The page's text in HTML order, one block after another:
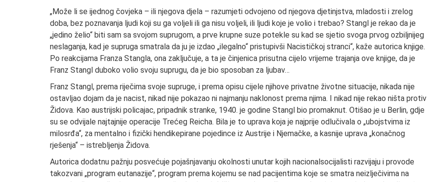
„Može li se ijednog čovjeka – ili njegova djela – razumjeti odvojeno od njegova djetinjstva, mladosti i zrelog
doba, bez poznavanja ljudi koji su ga voljeli ili ga nisu voljeli, ili ljudi koje je volio i trebao? Stangl je rekao da je
„jedino želio“ biti sam sa svojom suprugom, a prve krupne suze potekle su kad se sjetio svoga prvog ozbiljnijeg
neslaganja, kad je supruga smatrala da ju je izdao „ilegalno“ pristupivši Nacističkoj stranci“, kaže autorica knjige.
Po reakcijama Franza Stangla, ona zaključuje, a ta je činjenica prisutna cijelo vrijeme trajanja ove knjige, da je
Franz Stangl duboko volio svoju suprugu, da je bio sposoban za ljubav…
Franz Stangl, prema riječima svoje supruge, i prema opisu cijele njihove privatne životne situacije, nikada nije
ostavljao dojam da je nacist, nikad nije pokazao ni najmanju naklonost prema njima. I nikad nije rekao ništa protiv
Židova. Kao austrijski policajac, pripadnik stranke, 1940. je godine Stangl bio promaknut. Otišao je u Berlin, gdje
su se odvijale najtajnije operacije Trećeg Reicha. Bila je to uprava koja je najprije odlučivala o „ubojstvima iz
milosrđa“, za mentalno i fizički hendikepirane pojedince iz Austrije i Njemačke, a kasnije uprava „konačnog
rješenja“ – istrebljenja Židova.
Autorica dodatnu pažnju posvećuje pojašnjavanju okolnosti unutar kojih nacionalsocijalisti razvijaju i provode
takozvani „program eutanazije“, program prema kojemu se nad pacijentima koje se smatra neizlječivima na